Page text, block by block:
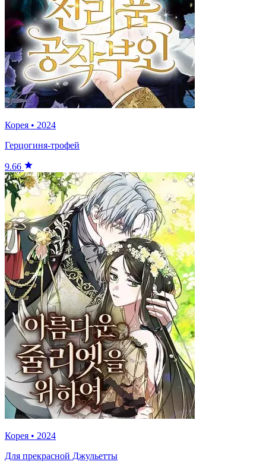
Корея • 2024
Герцогиня-трофей
9.66
Корея • 2024
Для прекрасной Джульетты